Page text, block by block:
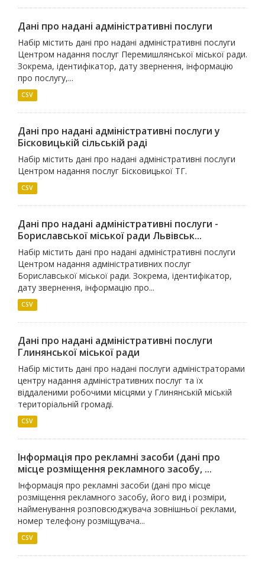
Дані про надані адміністративні послуги
Набір містить дані про надані адміністративні послуги
Центром надання послуг Перемишлянської міської ради.
Зокрема, ідентифікатор, дату звернення, інформацію
про послугу,...
CSV
Дані про надані адміністративні послуги у
Бісковицькій сільській раді
Набір містить дані про надані адміністративні послуги
Центром надання послуг Бісковицької ТГ.
CSV
Дані про надані адміністративні послуги -
Бориславської міської ради Львівськ...
Набір містить дані про надані адміністративні послуги
Центром надання адміністративних послуг
Бориславської міської ради. Зокрема, ідентифікатор,
дату звернення, інформацію про...
CSV
Дані про надані адміністративні послуги
Глинянської міської ради
Набір містить дані про надані послуги адміністраторами
центру надання адміністративних послуг та їх
віддаленими робочими місцями у Глинянській міській
територіальній громаді.
CSV
Інформація про рекламні засоби (дані про
місце розміщення рекламного засобу, ...
Інформація про рекламні засоби (дані про місце
розміщення рекламного засобу, його вид і розміри,
найменування розповсюджувача зовнішньої реклами,
номер телефону розміщувача...
CSV